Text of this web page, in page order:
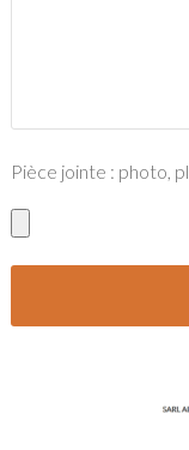
Pièce jointe : photo,